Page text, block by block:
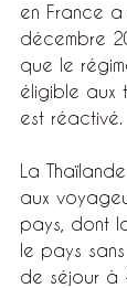
en France
décembre
que le
éligible aux
est réactivé.
La
aux
pays, dont
le pays
de séjour à